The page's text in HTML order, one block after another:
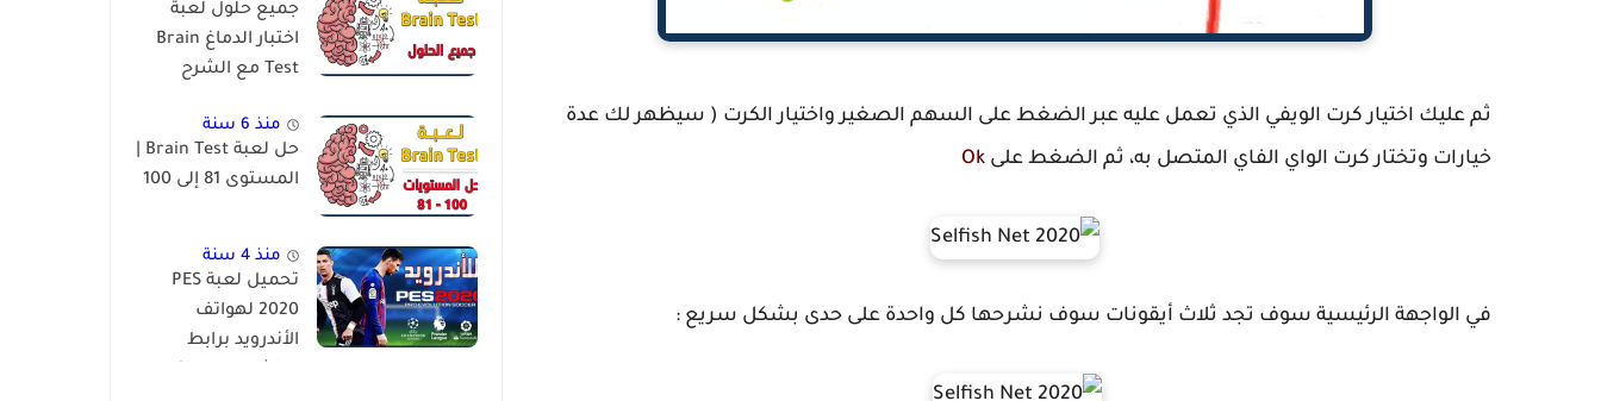
ثم عليك اختيار كرت الويفي الذي تعمل عليه عبر الضغط على السهم الصغير واختيار الكرت ( سيظهر لك عدة
خيارات وتختار كرت الواي الفاي المتصل به، ثم الضغط على Ok
في الواجهة الرئيسية سوف تجد ثلاث أيقونات سوف نشرحها كل واحدة على حدى بشكل سريع :
جميع حلول لعبة
اختبار الدماغ Brain
Test مع الشرح
منذ 6 سنة
المستوى 81 إلى 100
منذ 4 سنة
تحميل لعبة PES
2020 لهواتف
الأندرويد برابط